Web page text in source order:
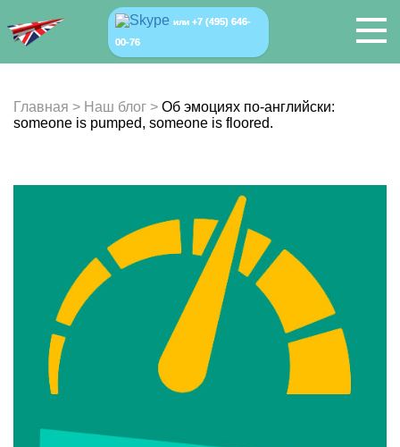
или +7 (495) 646-
00-76
Главная > Наш блог > Об эмоциях по-английски:
someone is pumped, someone is floored.